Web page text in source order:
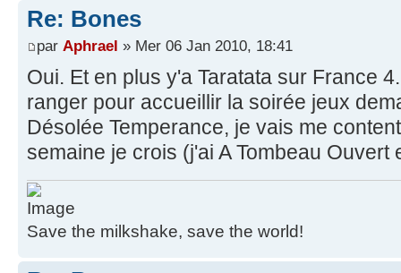
Re: Bones
par Aphrael » Mer 06 Jan 2010, 18:41
Oui. Et en plus y'a Taratata sur France
ranger pour accueillir la soirée jeux
Désolée Temperance, je vais me
semaine je crois (j'ai A Tombeau
Save the milkshake, save the world!